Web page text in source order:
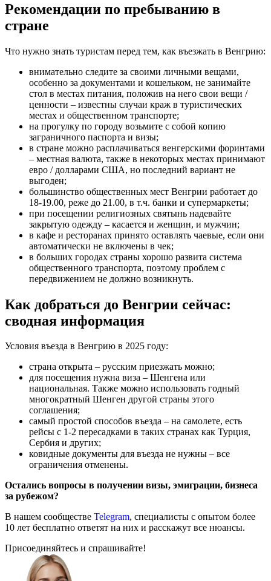
Рекомендации по пребыванию в
стране
Что нужно знать туристам перед тем, как въезжать в Венгрию:
внимательно следите за своими личными вещами,
особенно за документами и кошельком, не занимайте
стол в местах питания, положив на него свои вещи /
ценности – известны случаи краж в туристических
местах и общественном транспорте;
на прогулку по городу возьмите с собой копию
заграничного паспорта и визы;
в стране можно расплачиваться венгерскими форинтами
– местная валюта, также в некоторых местах принимают
евро / долларами США, но последний вариант не
выгоден;
большинство общественных мест Венгрии работает до
18-19.00, реже до 21.00, в т.ч. банки и супермаркеты;
при посещении религиозных святынь надевайте
закрытую одежду – касается и женщин, и мужчин;
в кафе и ресторанах принято оставлять чаевые, если они
автоматически не включены в чек;
в больших городах страны хорошо развита система
общественного транспорта, поэтому проблем с
передвижением не должно возникнуть.
Как добраться до Венгрии сейчас:
сводная информация
Условия въезда в Венгрию в 2025 году:
страна открыта – русским приезжать можно;
для посещения нужна виза – Шенгена или
национальная. Также можно использовать годный
многократный Шенген другой страны этого
соглашения;
самый простой способов въезда – на самолете, есть
рейсы с 1-2 пересадками в таких странах как Турция,
Сербия и других;
ковидные документы для въезда не нужны – все
ограничения отменены.
Остались вопросы в получении визы, эмиграции, бизнеса
за рубежом?
В нашем сообществе Telegram, специалисты с опытом более
10 лет бесплатно ответят на них и расскажут все нюансы.
Присоединяйтесь и спрашивайте!